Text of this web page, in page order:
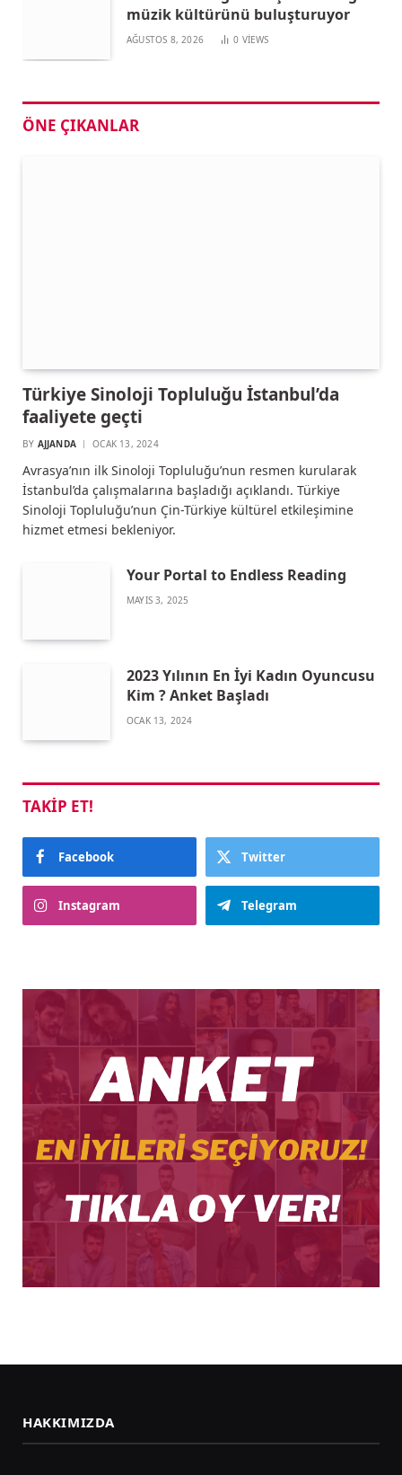
müzik kültürünü buluşturuyor
AĞUSTOS 8, 2026 0 VIEWS
ÖNE ÇIKANLAR
Türkiye Sinoloji Topluluğu İstanbul’da
faaliyete geçti
BY AJJANDA OCAK 13, 2024
Avrasya’nın ilk Sinoloji Topluluğu’nun resmen kurularak
İstanbul’da çalışmalarına başladığı açıklandı. Türkiye
Sinoloji Topluluğu’nun Çin-Türkiye kültürel etkileşimine
hizmet etmesi bekleniyor.
Your Portal to Endless Reading
MAYIS 3, 2025
2023 Yılının En İyi Kadın Oyuncusu
Kim ? Anket Başladı
OCAK 13, 2024
TAKIP ET!
Facebook Twitter
Instagram Telegram
HAKKIMIZDA